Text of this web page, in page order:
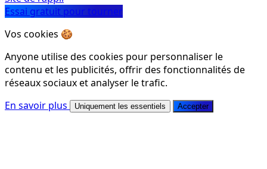
Essai gratuit pour tourner
Vos cookies 🍪
Anyone utilise des cookies pour personnaliser le
contenu et les publicités, offrir des fonctionnalités de
réseaux sociaux et analyser le trafic.
En savoir plus
Uniquement les essentiels Accepter